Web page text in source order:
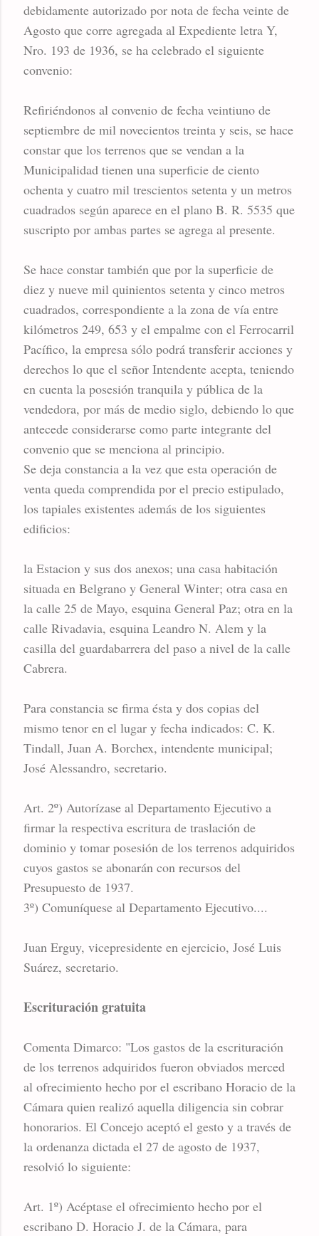
debidamente autorizado por nota de fecha veinte de
Agosto que corre agregada al Expediente letra Y,
Nro. 193 de 1936, se ha celebrado el siguiente
convenio:
Refiriéndonos al convenio de fecha veintiuno de
septiembre de mil novecientos treinta y seis, se hace
constar que los terrenos que se vendan a la
Municipalidad tienen una superficie de ciento
ochenta y cuatro mil trescientos setenta y un metros
cuadrados según aparece en el plano B. R. 5535 que
suscripto por ambas partes se agrega al presente.
Se hace constar también que por la superficie de
diez y nueve mil quinientos setenta y cinco metros
cuadrados, correspondiente a la zona de vía entre
kilómetros 249, 653 y el empalme con el Ferrocarril
Pacífico, la empresa sólo podrá transferir acciones y
derechos lo que el señor Intendente acepta, teniendo
en cuenta la posesión tranquila y pública de la
vendedora, por más de medio siglo, debiendo lo que
antecede considerarse como parte integrante del
convenio que se menciona al principio.
Se deja constancia a la vez que esta operación de
venta queda comprendida por el precio estipulado,
los tapiales existentes además de los siguientes
edificios:
la Estacion y sus dos anexos; una casa habitación
situada en Belgrano y General Winter; otra casa en
la calle 25 de Mayo, esquina General Paz; otra en la
calle Rivadavia, esquina Leandro N. Alem y la
casilla del guardabarrera del paso a nivel de la calle
Cabrera.
Para constancia se firma ésta y dos copias del
mismo tenor en el lugar y fecha indicados: C. K.
Tindall, Juan A. Borchex, intendente municipal;
José Alessandro, secretario.
Art. 2º) Autorízase al Departamento Ejecutivo a
firmar la respectiva escritura de traslación de
dominio y tomar posesión de los terrenos adquiridos
cuyos gastos se abonarán con recursos del
Presupuesto de 1937.
3º) Comuníquese al Departamento Ejecutivo....
Juan Erguy, vicepresidente en ejercicio, José Luis
Suárez, secretario.
Escrituración gratuita
Comenta Dimarco: "Los gastos de la escrituración
de los terrenos adquiridos fueron obviados merced
al ofrecimiento hecho por el escribano Horacio de la
Cámara quien realizó aquella diligencia sin cobrar
honorarios. El Concejo aceptó el gesto y a través de
la ordenanza dictada el 27 de agosto de 1937,
resolvió lo siguiente:
Art. 1º) Acéptase el ofrecimiento hecho por el
escribano D. Horacio J. de la Cámara, para